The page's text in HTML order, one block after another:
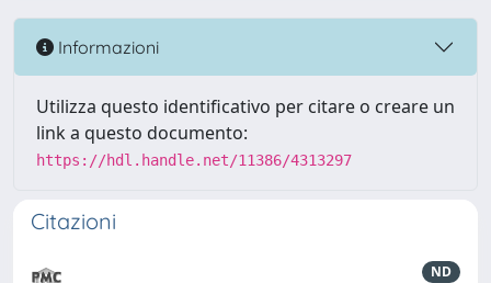
Informazioni
Utilizza questo identificativo per citare o creare un
link a questo documento:
https://hdl.handle.net/11386/4313297
Citazioni
ND